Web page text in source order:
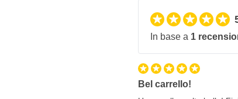
In base a 1
Bel carrello!